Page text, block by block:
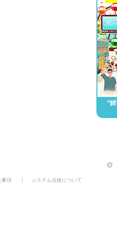
事項 システム点検について